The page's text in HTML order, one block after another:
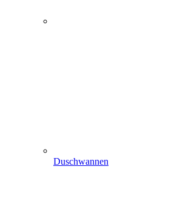
Duschwannen